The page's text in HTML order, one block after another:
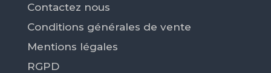
Contactez nous
Conditions générales de vente
Mentions légales
RGPD